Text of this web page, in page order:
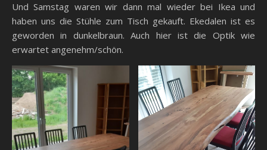
Und Samstag waren wir dann mal wieder bei Ikea und
haben uns die Stühle zum Tisch gekauft. Ekedalen ist es
geworden in dunkelbraun. Auch hier ist die Optik wie
erwartet angenehm/schön.